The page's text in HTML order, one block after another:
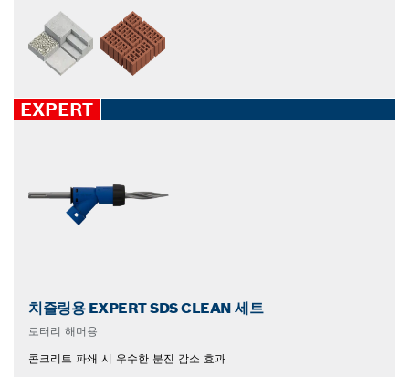
EXPERT
치즐링용 EXPERT SDS CLEAN 세트
로터리 해머용
콘크리트 파쇄 시 우수한 분진 감소 효과